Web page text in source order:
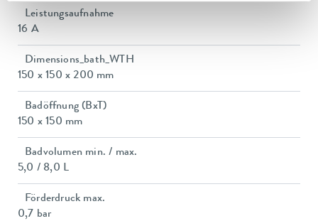
Leistungsaufnahme
16 A
Dimensions_bath_WTH
150 x 150 x 200 mm
Badöffnung (BxT)
150 x 150 mm
Badvolumen min. / max.
5,0 / 8,0 L
Förderdruck max.
0,7 bar